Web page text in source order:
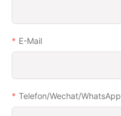
E-Mail
Telefon/Wechat/WhatsApp